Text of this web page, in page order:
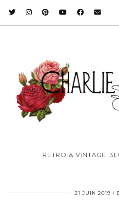
RETRO & VINTAGE
21 JUIN 2019